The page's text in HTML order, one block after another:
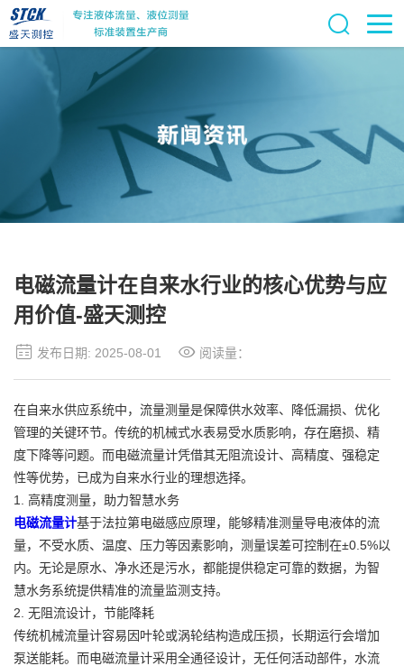
电磁流量计在自来水行业的核心优势与应
用价值-盛天测控
发布日期: 2025-08-01 阅读量：
在自来水供应系统中，流量测量是保障供水效率、降低漏损、优化
管理的关键环节。传统的机械式水表易受水质影响，存在磨损、精
度下降等问题。而电磁流量计凭借其无阻流设计、高精度、强稳定
性等优势，已成为自来水行业的理想选择。
1. 高精度测量，助力智慧水务
电磁流量计基于法拉第电磁感应原理，能够精准测量导电液体的流
量，不受水质、温度、压力等因素影响，测量误差可控制在±0.5%以
内。无论是原水、净水还是污水，都能提供稳定可靠的数据，为智
慧水务系统提供精准的流量监测支持。
2. 无阻流设计，节能降耗
传统机械流量计容易因叶轮或涡轮结构造成压损，长期运行会增加
泵送能耗。而电磁流量计采用全通径设计，无任何活动部件，水流